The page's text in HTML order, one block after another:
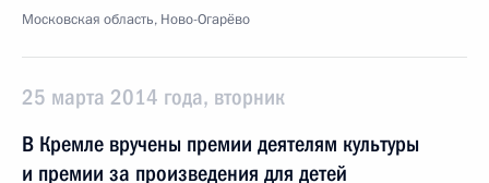
Московская область, Ново-Огарёво
25 марта 2014 года, вторник
В Кремле вручены премии деятелям культуры
и премии за произведения для детей